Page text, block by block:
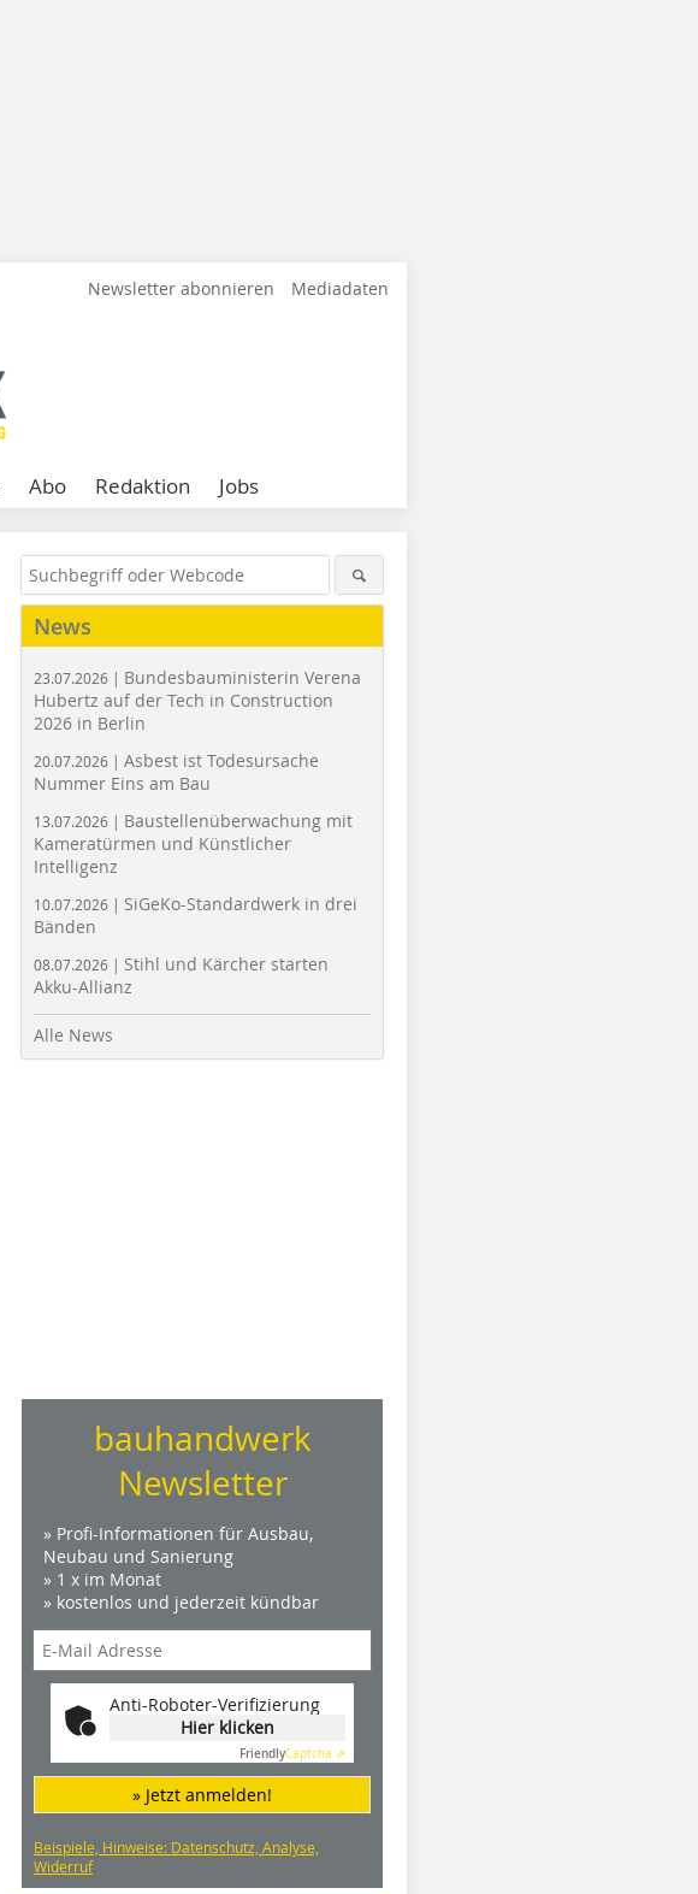
Newsletter abonnieren Mediadaten
Abo Redaktion Jobs
News
23.07.2026 | Bundesbauministerin Verena
Hubertz auf der Tech in Construction
2026 in Berlin
20.07.2026 | Asbest ist Todesursache
Nummer Eins am Bau
13.07.2026 | Baustellenüberwachung mit
Kameratürmen und Künstlicher
Intelligenz
10.07.2026 | SiGeKo-Standardwerk in drei
Bänden
08.07.2026 | Stihl und Kärcher starten
Akku-Allianz
Alle News
bauhandwerk
Newsletter
» Profi-Informationen für Ausbau,
Neubau und Sanierung
» 1 x im Monat
» kostenlos und jederzeit kündbar
Anti-Roboter-Verifizierung
Hier klicken
FriendlyCaptcha ⇗
» Jetzt anmelden!
Beispiele, Hinweise: Datenschutz, Analyse,
Widerruf